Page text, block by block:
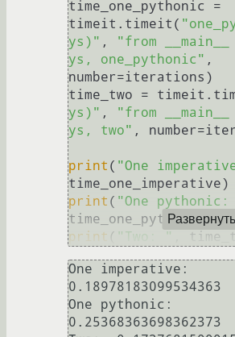
time_one_pythonic =
timeit.timeit(
ys)" ,
"from
ys, one_pythonic" ,
number=iterations)
time_two =
ys)" ,
"from
ys, two" ,
print ( "One
print ( "One
print ( "Two: "
Развернуть
One imperative:
0.18978183099534363
One pythonic:
0.25368363698362373